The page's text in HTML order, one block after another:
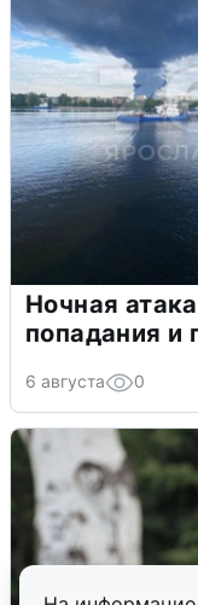
Ночная
попадания и
6 августа 0